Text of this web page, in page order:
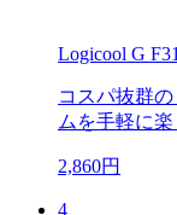
Logicool G
コスパ抜群
ムを手軽に楽
2,860円
4